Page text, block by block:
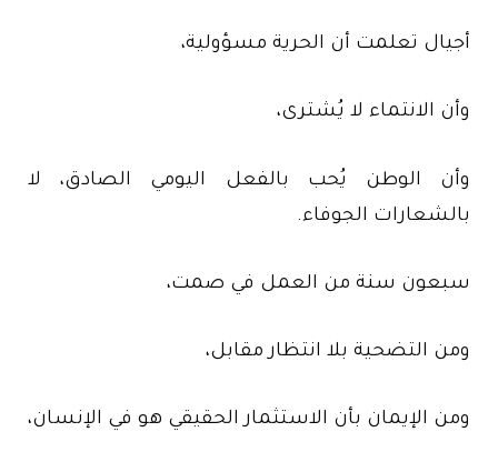
أجيال تعلمت أن الحرية مسؤولية،
وأن الانتماء لا يُشترى،
وأن الوطن يُحب بالفعل اليومي الصادق، لا
بالشعارات الجوفاء.
سبعون سنة من العمل في صمت،
ومن التضحية بلا انتظار مقابل،
ومن الإيمان بأن الاستثمار الحقيقي هو في الإنسان،